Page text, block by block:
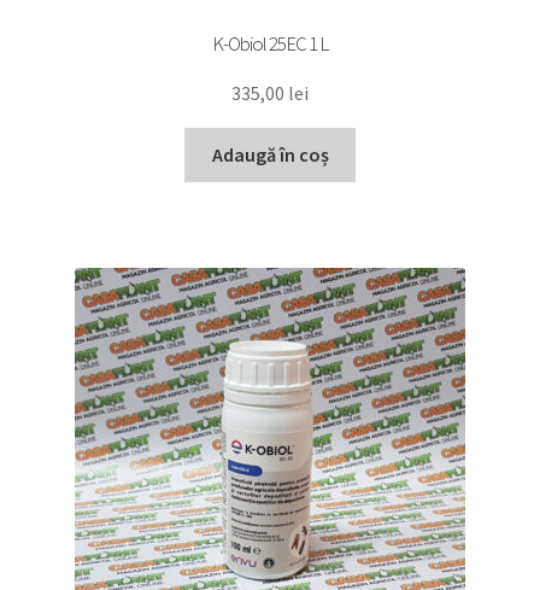
K-Obiol 25EC 1 L
335,00 lei
Adaugă în coș